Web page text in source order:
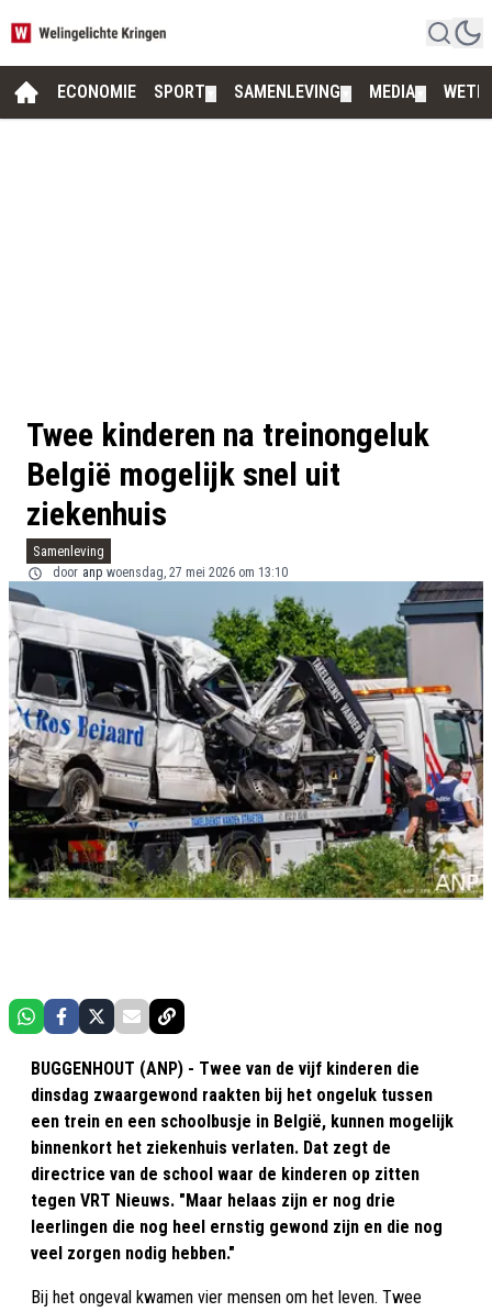
ECONOMIE SPORT SAMENLEVING MEDIA
Twee kinderen na treinongeluk
België mogelijk snel uit
ziekenhuis
Samenleving
door anp woensdag, 27 mei 2026 om 13:10
BUGGENHOUT (ANP) - Twee van de vijf kinderen die
dinsdag zwaargewond raakten bij het ongeluk tussen
een trein en een schoolbusje in België, kunnen mogelijk
binnenkort het ziekenhuis verlaten. Dat zegt de
directrice van de school waar de kinderen op zitten
tegen VRT Nieuws. "Maar helaas zijn er nog drie
leerlingen die nog heel ernstig gewond zijn en die nog
veel zorgen nodig hebben."
Bij het ongeval kwamen vier mensen om het leven. Twee